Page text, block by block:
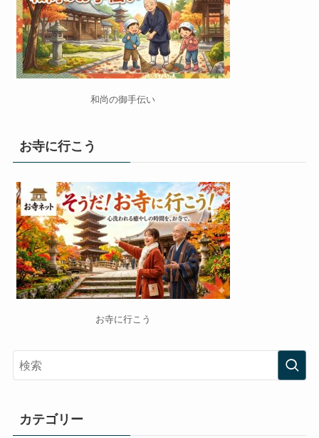
和尚の御手伝い
お寺に行こう
お寺に行こう
カテゴリー